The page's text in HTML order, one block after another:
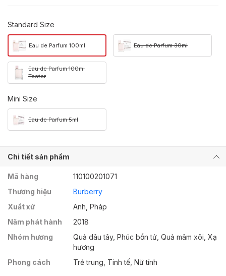
Standard Size
Eau de Parfum 100ml Eau de Parfum 30ml
Eau de Parfum 100ml
Tester
Mini Size
Eau de Parfum 5ml
Chi tiết sản phẩm
Mã hàng
110100201071
Thương hiệu
Burberry
Xuất xứ
Anh, Pháp
Năm phát hành
2018
Nhóm hương
Quả dâu tây, Phúc bồn tử, Quả mâm xôi, Xạ
hương
Phong cách
Trẻ trung, Tinh tế, Nữ tính